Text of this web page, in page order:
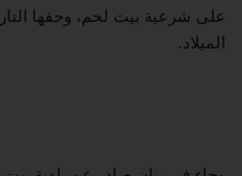
على شرعية بيت لحم، وحقها
الميلاد.